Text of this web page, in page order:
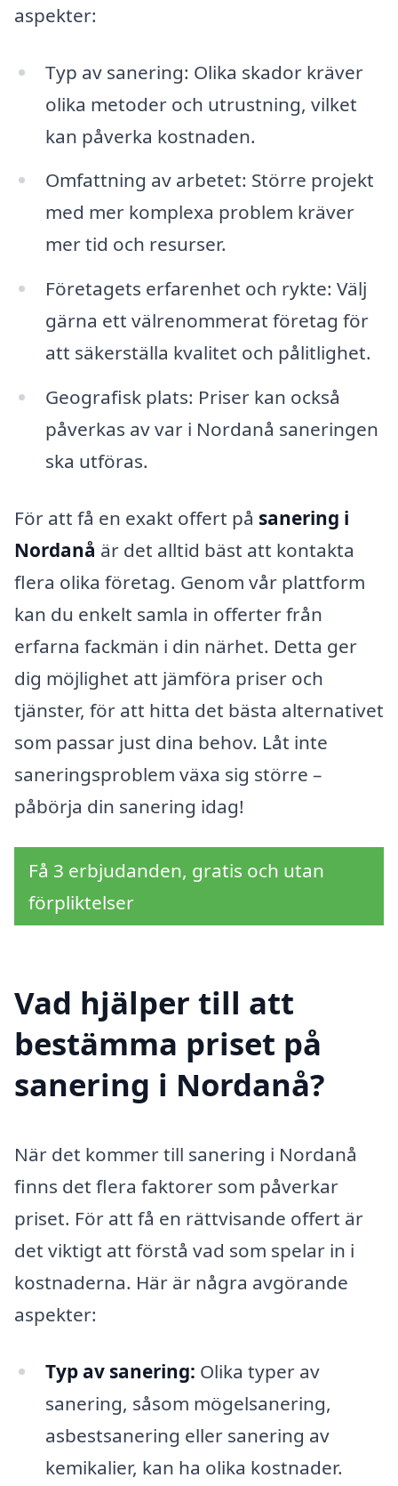
aspekter:
Typ av sanering: Olika skador kräver
olika metoder och utrustning, vilket
kan påverka kostnaden.
Omfattning av arbetet: Större projekt
med mer komplexa problem kräver
mer tid och resurser.
Företagets erfarenhet och rykte: Välj
gärna ett välrenommerat företag för
att säkerställa kvalitet och pålitlighet.
Geografisk plats: Priser kan också
påverkas av var i Nordanå saneringen
ska utföras.
För att få en exakt offert på sanering i
Nordanå är det alltid bäst att kontakta
flera olika företag. Genom vår plattform
kan du enkelt samla in offerter från
erfarna fackmän i din närhet. Detta ger
dig möjlighet att jämföra priser och
tjänster, för att hitta det bästa alternativet
som passar just dina behov. Låt inte
saneringsproblem växa sig större –
påbörja din sanering idag!
Få 3 erbjudanden, gratis och utan
förpliktelser
Vad hjälper till att
bestämma priset på
sanering i Nordanå?
När det kommer till sanering i Nordanå
finns det flera faktorer som påverkar
priset. För att få en rättvisande offert är
det viktigt att förstå vad som spelar in i
kostnaderna. Här är några avgörande
aspekter:
Typ av sanering: Olika typer av
sanering, såsom mögelsanering,
asbestsanering eller sanering av
kemikalier, kan ha olika kostnader.